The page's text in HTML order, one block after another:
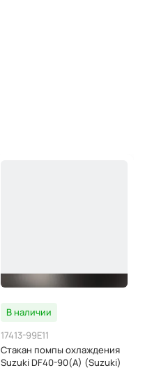
В наличии
17413-99E11
Стакан помпы охлаждения
Suzuki DF40-90(A) (Suzuki)